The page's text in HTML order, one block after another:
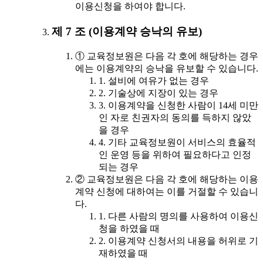
이용신청을 하여야 합니다.
제 7 조 (이용계약 승낙의 유보)
① 교육정보원은 다음 각 호에 해당하는 경우
에는 이용계약의 승낙을 유보할 수 있습니다.
1. 설비에 여유가 없는 경우
2. 기술상에 지장이 있는 경우
3. 이용계약을 신청한 사람이 14세 미만
인 자로 친권자의 동의를 득하지 않았
을 경우
4. 기타 교육정보원이 서비스의 효율적
인 운영 등을 위하여 필요하다고 인정
되는 경우
② 교육정보원은 다음 각 호에 해당하는 이용
계약 신청에 대하여는 이를 거절할 수 있습니
다.
1. 다른 사람의 명의를 사용하여 이용신
청을 하였을 때
2. 이용계약 신청서의 내용을 허위로 기
재하였을 때